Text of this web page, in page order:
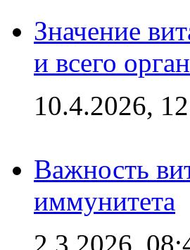
Значение
и всего
10.4.2026,
Важность
иммунитета
2.3.2026,